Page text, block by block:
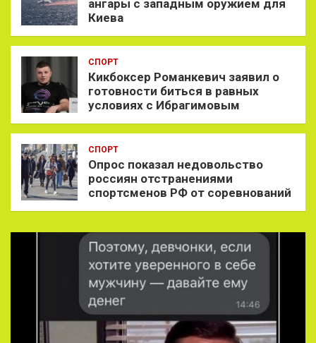
ангары с западным оружием для
Киева
СПОРТ
Кикбоксер Романкевич заявил о
готовности биться в равных
условиях с Ибрагимовым
СПОРТ
Опрос показал недовольство
россиян отстранениями
спортсменов РФ от соревнований